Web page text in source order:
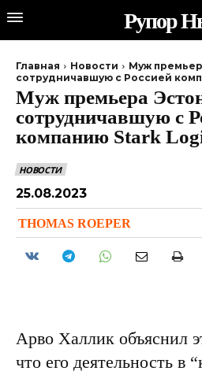
Рупор
Главная Новости
Муж
сотрудничавшую с Россией
Муж премьера
сотрудничавшую с
компанию Stark
НОВОСТИ
25.08.2023
THOMAS ROEPER
Арво Халлик объяснил
что его деятельность в